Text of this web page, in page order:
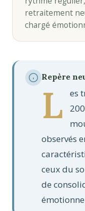
retraitement
chargé
Repère
L
es
observés
ceux du
de